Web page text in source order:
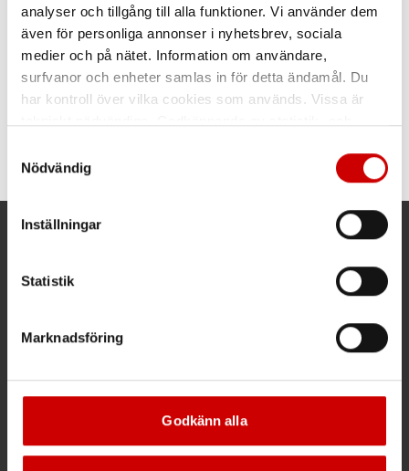
analyser och tillgång till alla funktioner. Vi använder dem
även för personliga annonser i nyhetsbrev, sociala
medier och på nätet. Information om användare,
surfvanor och enheter samlas in för detta ändamål. Du
har kontroll över vilka cookies som används. Vissa är
länder utanför EU med olika dataskyddsnormer. Genom
att godkänna samtycker du till sådana överföringar. Läs
Nödvändig
Inställningar
Statistik
Marknadsföring
Godkänn alla
Spiralborrkassett trä
Longlife & Speed 19
Apapter till
träspiralborr auger
Växel
Ring växeln 019 - 35 10 00